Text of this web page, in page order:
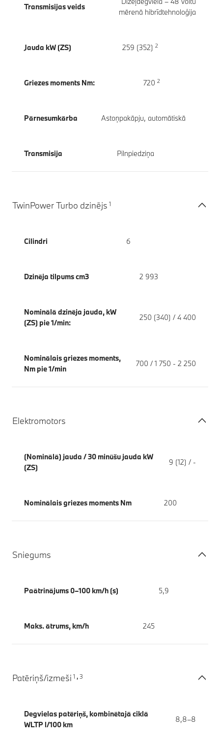
Transmisijas veids
mērenā hibrīdtehnoloģija
Jauda kW (ZS) 259 (352) 2
Griezes moments Nm: 720 2
Pārnesumkārba Astoņpakāpju, automātiskā
Transmisija Pilnpiedziņa
TwinPower Turbo dzinējs 1
Cilindri 6
Dzinēja tilpums cm3 2 993
Nominālā dzinēja jauda, kW
(ZS) pie 1/min:
250 (340) / 4 400
Nominālais griezes moments,
Nm pie 1/min
700 / 1 750 - 2 250
Elektromotors
(Nominālā) jauda / 30 minūšu jauda kW
(ZS)
9 (12) / -
Nominālais griezes moments Nm 200
Sniegums
Paātrinājums 0–100 km/h (s) 5,9
Maks. ātrums, km/h 245
Patēriņš/izmeši 1 , 3
Degvielas patēriņš, kombinētajā ciklā
WLTP l/100 km
8,8–8